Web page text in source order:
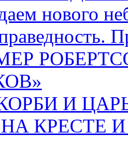
нового
И ЦАРЬ
КРЕСТЕ